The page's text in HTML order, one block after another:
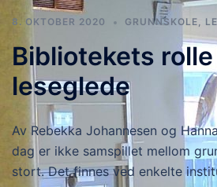
8. OKTOBER 2020 GRUNNSKOLE,
Bibliotekets
leseglede
Av Rebekka Johannesen og
dag er ikke samspillet mellom
stort. Det finnes ved enkelte